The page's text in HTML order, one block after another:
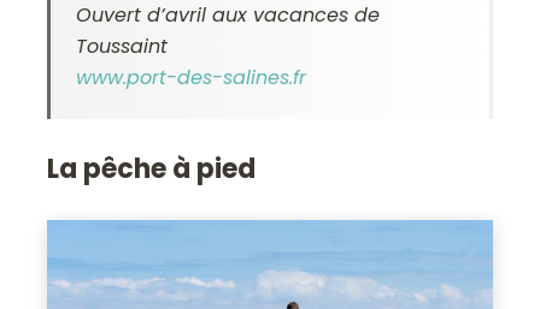
Ouvert d’avril aux vacances de
Toussaint
www.port-des-salines.fr
La pêche à pied